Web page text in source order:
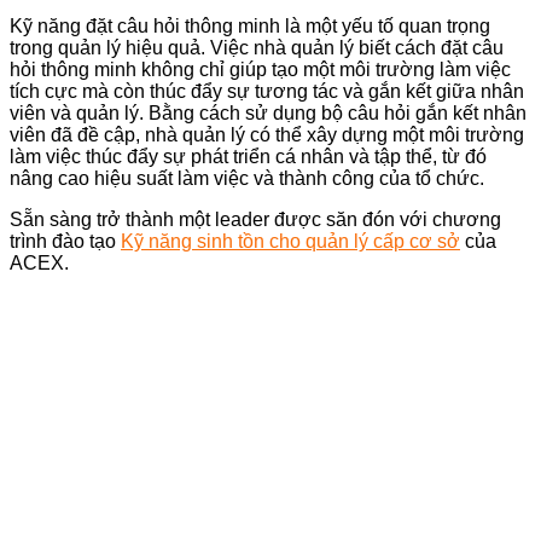
Kỹ năng đặt câu hỏi thông minh là một yếu tố quan trọng
trong quản lý hiệu quả. Việc nhà quản lý biết cách đặt câu
hỏi thông minh không chỉ giúp tạo một môi trường làm việc
tích cực mà còn thúc đẩy sự tương tác và gắn kết giữa nhân
viên và quản lý. Bằng cách sử dụng bộ câu hỏi gắn kết nhân
viên đã đề cập, nhà quản lý có thể xây dựng một môi trường
làm việc thúc đẩy sự phát triển cá nhân và tập thể, từ đó
nâng cao hiệu suất làm việc và thành công của tổ chức.
Sẵn sàng trở thành một leader được săn đón với chương
trình đào tạo Kỹ năng sinh tồn cho quản lý cấp cơ sở của
ACEX.